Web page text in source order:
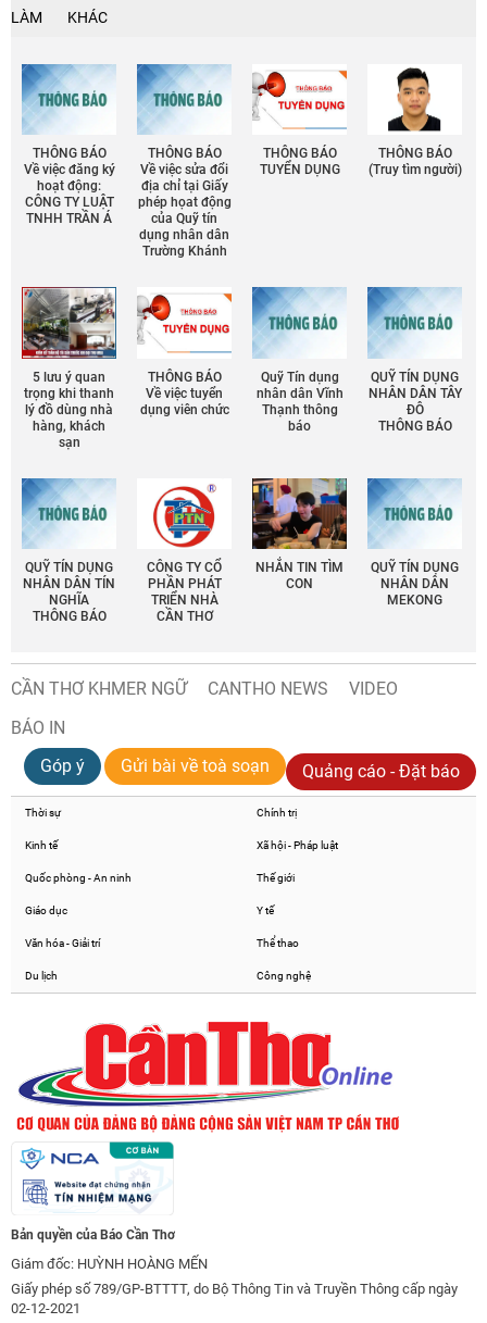
LÀM KHÁC
THÔNG BÁO
Về việc đăng ký
hoạt động:
CÔNG TY LUẬT
TNHH TRẦN Á
THÔNG BÁO
Về việc sửa đổi
địa chỉ tại Giấy
phép họat động
của Quỹ tín
dụng nhân dân
Trường Khánh
THÔNG BÁO
TUYỂN DỤNG
THÔNG BÁO
(Truy tìm người)
5 lưu ý quan
trọng khi thanh
lý đồ dùng nhà
hàng, khách
sạn
THÔNG BÁO
Về việc tuyển
dụng viên chức
Quỹ Tín dụng
nhân dân Vĩnh
Thạnh thông
báo
QUỸ TÍN DỤNG
NHÂN DÂN TÂY
ĐÔ
THÔNG BÁO
QUỸ TÍN DỤNG
NHÂN DÂN TÍN
NGHĨA
THÔNG BÁO
CÔNG TY CỔ
PHẦN PHÁT
TRIỂN NHÀ
CẦN THƠ
NHẮN TIN TÌM
CON
QUỸ TÍN DỤNG
NHÂN DÂN
MEKONG
CẦN THƠ KHMER NGỮ CANTHO NEWS
VIDEO
BÁO IN
Góp ý
Gửi bài về toà soạn Quảng cáo - Đặt báo
Thời sự Chính trị
Kinh tế Xã hội - Pháp luật
Quốc phòng - An ninh Thế giới
Giáo dục Y tế
Văn hóa - Giải trí Thể thao
Du lịch Công nghệ
Bản quyền của Báo Cần Thơ
Giám đốc: HUỲNH HOÀNG MẾN
Giấy phép số 789/GP-BTTTT, do Bộ Thông Tin và Truyền Thông cấp ngày
02-12-2021